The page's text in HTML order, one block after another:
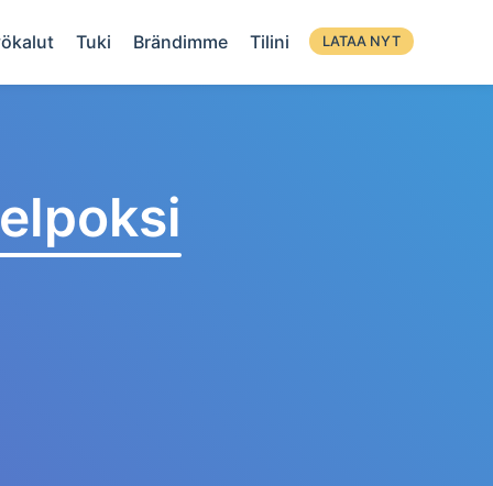
Tuki Brändimme Tilini LATAA NYT